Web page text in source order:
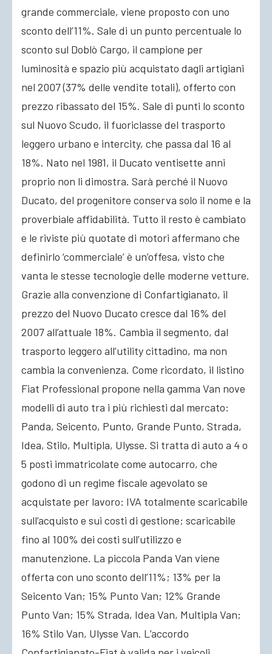
grande commerciale, viene proposto con uno
sconto dell’11%. Sale di un punto percentuale lo
sconto sul Doblò Cargo, il campione per
luminosità e spazio più acquistato dagli artigiani
nel 2007 (37% delle vendite totali), offerto con
prezzo ribassato del 15%. Sale di punti lo sconto
sul Nuovo Scudo, il fuoriclasse del trasporto
leggero urbano e intercity, che passa dal 16 al
18%. Nato nel 1981, il Ducato ventisette anni
proprio non li dimostra. Sarà perché il Nuovo
Ducato, del progenitore conserva solo il nome e la
proverbiale affidabilità. Tutto il resto è cambiato
e le riviste più quotate di motori affermano che
definirlo ‘commerciale’ è un’offesa, visto che
vanta le stesse tecnologie delle moderne vetture.
Grazie alla convenzione di Confartigianato, il
prezzo del Nuovo Ducato cresce dal 16% del
2007 all’attuale 18%. Cambia il segmento, dal
trasporto leggero all’utility cittadino, ma non
cambia la convenienza. Come ricordato, il listino
Fiat Professional propone nella gamma Van nove
modelli di auto tra i più richiesti dal mercato:
Panda, Seicento, Punto, Grande Punto, Strada,
Idea, Stilo, Multipla, Ulysse. Si tratta di auto a 4 o
5 posti immatricolate come autocarro, che
godono di un regime fiscale agevolato se
acquistate per lavoro: IVA totalmente scaricabile
sull’acquisto e sui costi di gestione; scaricabile
fino al 100% dei costi sull’utilizzo e
manutenzione. La piccola Panda Van viene
offerta con uno sconto dell’11%; 13% per la
Seicento Van; 15% Punto Van; 12% Grande
Punto Van; 15% Strada, Idea Van, Multipla Van;
16% Stilo Van, Ulysse Van. L’accordo